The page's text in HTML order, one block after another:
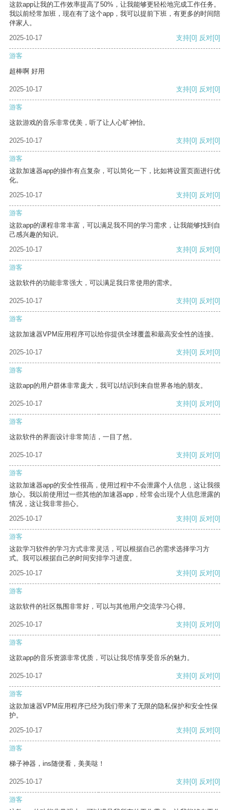
这款app让我的工作效率提高了50%，让我能够更轻松地完成工作任务。
我以前经常加班，现在有了这个app，我可以提前下班，有更多的时间陪
伴家人。
2025-10-17
支持[0] 反对[0]
游客
超棒啊 好用
2025-10-17 支持[0] 反对[0]
游客
这款游戏的音乐非常优美，听了让人心旷神怡。
2025-10-17 支持[0] 反对[0]
游客
这款加速器app的操作有点复杂，可以简化一下，比如将设置页面进行优
化。
2025-10-17
支持[0] 反对[0]
游客
这款app的课程非常丰富，可以满足我不同的学习需求，让我能够找到自
己感兴趣的知识。
2025-10-17
支持[0] 反对[0]
游客
这款软件的功能非常强大，可以满足我日常使用的需求。
2025-10-17 支持[0] 反对[0]
游客
这款加速器VPM应用程序可以给你提供全球覆盖和最高安全性的连接。
2025-10-17 支持[0] 反对[0]
游客
这款app的用户群体非常庞大，我可以结识到来自世界各地的朋友。
2025-10-17 支持[0] 反对[0]
游客
这款软件的界面设计非常简洁，一目了然。
2025-10-17 支持[0] 反对[0]
游客
这款加速器app的安全性很高，使用过程中不会泄露个人信息，这让我很
放心。我以前使用过一些其他的加速器app，经常会出现个人信息泄露的
情况，这让我非常担心。
2025-10-17
支持[0] 反对[0]
游客
这款学习软件的学习方式非常灵活，可以根据自己的需求选择学习方
式。我可以根据自己的时间安排学习进度。
2025-10-17
支持[0] 反对[0]
游客
这款软件的社区氛围非常好，可以与其他用户交流学习心得。
2025-10-17 支持[0] 反对[0]
游客
这款app的音乐资源非常优质，可以让我尽情享受音乐的魅力。
2025-10-17 支持[0] 反对[0]
游客
这款加速器VPM应用程序已经为我们带来了无限的隐私保护和安全性保
护。
2025-10-17
支持[0] 反对[0]
游客
梯子神器，ins随便看，美美哒！
2025-10-17 支持[0] 反对[0]
游客